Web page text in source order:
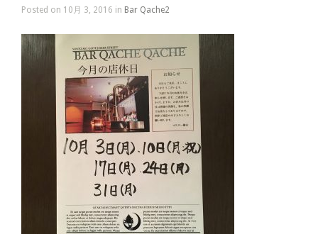
Posted on 10月 3, 2016 in Bar Qache2